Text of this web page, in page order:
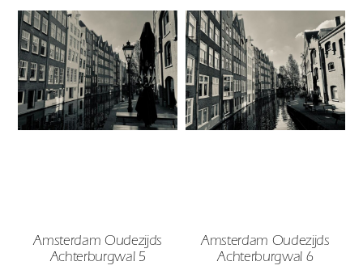
Amsterdam Oudezijds
Achterburgwal 5
Amsterdam Oudezijds
Achterburgwal 6